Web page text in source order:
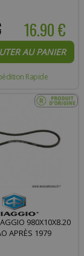
16.90 €
AU PANIER
Rapide
980X10X8.20
APRÈS 1979